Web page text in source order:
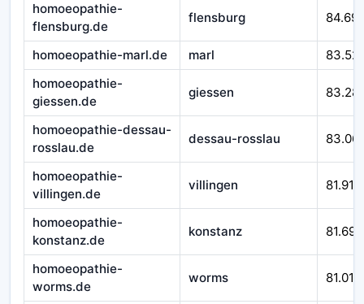
homoeopathie-
flensburg.de
flensburg
homoeopathie-marl.de marl
homoeopathie-
giessen.de
giessen
homoeopathie-dessau-
rosslau.de
dessau-rosslau 83.061
homoeopathie-
villingen.de
villingen 81.916
homoeopathie-
konstanz.de
konstanz 81.692
homoeopathie-
worms.de
worms 81.010